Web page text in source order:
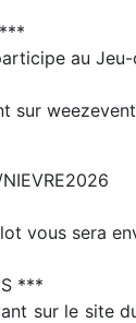
au
sur
vous sera
***
sur le site